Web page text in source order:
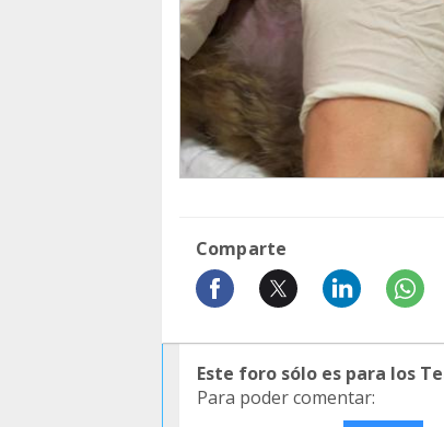
Comparte
Este foro sólo es para los
Para poder comentar: